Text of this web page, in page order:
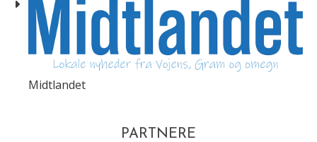
Midtlandet
PARTNERE